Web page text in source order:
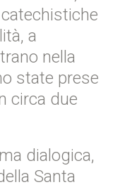
a
nella
state prese
circa due
dialogica,
Santa